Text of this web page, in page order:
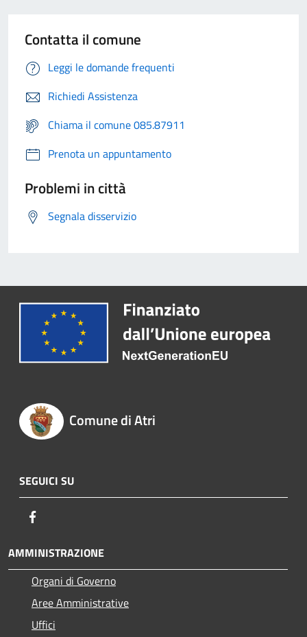
Contatta il comune
Leggi le domande frequenti
Richiedi Assistenza
Chiama il comune 085.87911
Prenota un appuntamento
Problemi in città
Segnala disservizio
Comune di Atri
SEGUICI SU
AMMINISTRAZIONE
Organi di Governo
Aree Amministrative
Uffici